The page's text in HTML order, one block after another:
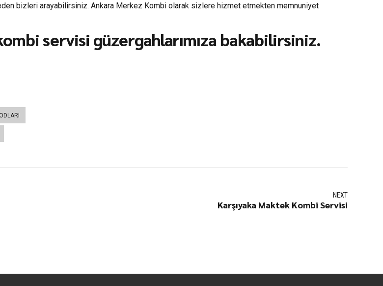
bizleri arayabilirsiniz. Ankara Merkez Kombi olarak sizlere hizmet etmekten memnuniyet
servisi güzergahlarımıza bakabilirsiniz.
NEXT
Karşıyaka Maktek Kombi Servisi